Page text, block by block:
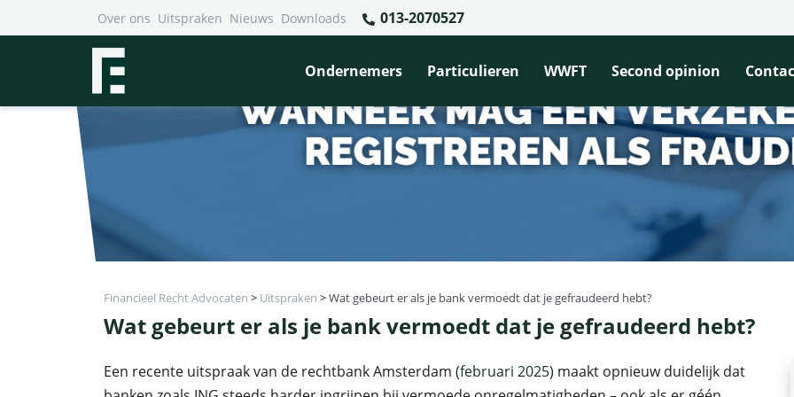
Over ons Uitspraken Nieuws Downloads 013-2070527
Ondernemers Particulieren WWFT Second opinion
Financieel Recht Advocaten > Uitspraken >Wat gebeurt er als je bank vermoedt dat je gefraudeerd hebt?
Wat gebeurt er als je bank vermoedt dat je gefraudeerd hebt?
Een recente uitspraak van de rechtbank Amsterdam (februari 2025) maakt opnieuw duidelijk dat